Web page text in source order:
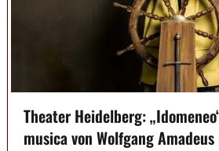
Theater Heidelberg:
musica von Wolfgang